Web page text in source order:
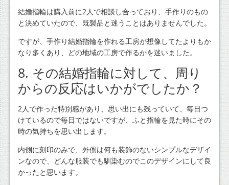
結婚指輪は購入前に2人で相談し合っており、手作りのもの
と決めていたので、既製品と迷うことはありませんでした。
ですが、手作り結婚指輪を作れる工房が想像してたよりもか
なり多くあり、どの地域の工房で作るかを迷いました。
8. その結婚指輪に対して、周り
からの反応はいかがでしたか？
2人で作った特別感があり、思い出にも残っていて、毎日つ
けているので毎日ではないですが、ふと指輪を見た時にその
時の気持ちを思い出します。
内側に刻印のみで、外側は何も装飾のないシンプルなデザイ
ンなので、どんな服装でも馴染むのでこのデザインにして良
かったと思います。